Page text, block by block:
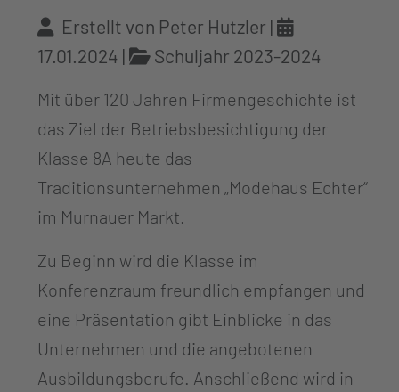
Erstellt von Peter Hutzler |
17.01.2024 | Schuljahr 2023-2024
Mit über 120 Jahren Firmengeschichte ist
das Ziel der Betriebsbesichtigung der
Klasse 8A heute das
Traditionsunternehmen „Modehaus Echter“
im Murnauer Markt.
Zu Beginn wird die Klasse im
Konferenzraum freundlich empfangen und
eine Präsentation gibt Einblicke in das
Unternehmen und die angebotenen
Ausbildungsberufe. Anschließend wird in